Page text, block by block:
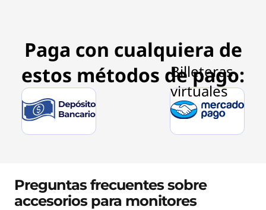
Paga con cualquiera de
estos métodos de pago:
Preguntas frecuentes sobre
accesorios para monitores